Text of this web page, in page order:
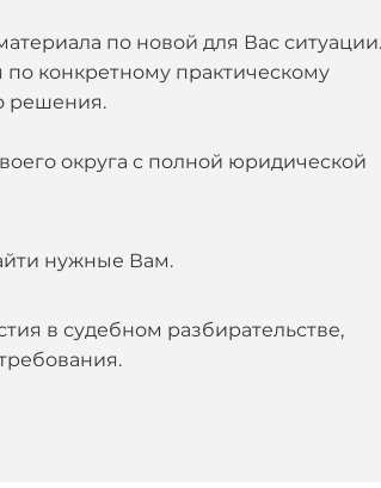
по новой для Вас
конкретному практическому
решения.
округа с полной юридической
нужные Вам.
в судебном разбирательстве,